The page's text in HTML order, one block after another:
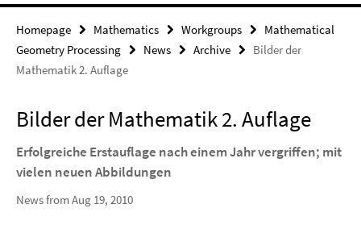
Homepage Mathematics Workgroups
Mathematical
Geometry Processing
News Archive
Bilder der
Mathematik 2. Auflage
Bilder der Mathematik 2. Auflage
Erfolgreiche Erstauflage nach einem Jahr vergriffen; mit
vielen neuen Abbildungen
News from Aug 19, 2010